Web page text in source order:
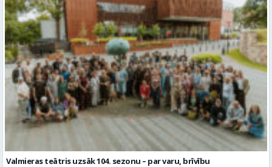
Valmieras teātris uzsāk 104. sezonu – par varu, brīvību